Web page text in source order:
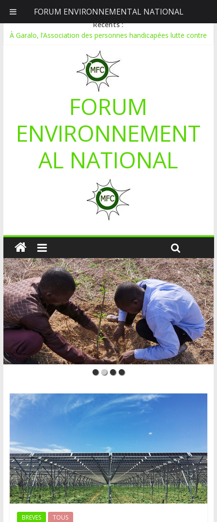
vendredi, août 7, 2026
Récents :
À Garalo, l’Association des personnes handicapées lutte contre
APPEL A CANDIDATURE POUR UN STAGE EN
Le blogging au service de l’écologie : Benbere montre la voie
Inondations : le Mali déclare l’état de catastrophe nationale
Mali-Folkecenter Nyetaa initie 20 jeunes à la protection de
FORUM
ENVIRONNEMENT
AL NATIONAL
BREVES TOUS
FORUM ENVIRONNEMENTAL NATIONAL